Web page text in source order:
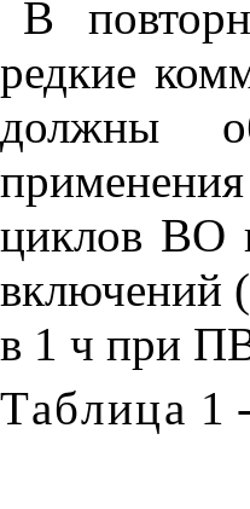
В
редкие
должны
применения
циклов ВО
включений (
в 1 ч при
Таблица 1 -